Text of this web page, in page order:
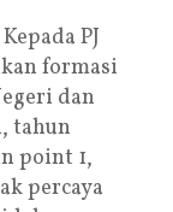
PJ
formasi
dan
tahun
point 1,
percaya